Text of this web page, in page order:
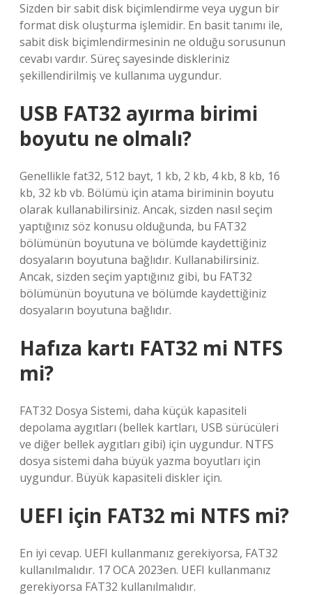
Sizden bir sabit disk biçimlendirme veya uygun bir
format disk oluşturma işlemidir. En basit tanımı ile,
sabit disk biçimlendirmesinin ne olduğu sorusunun
cevabı vardır. Süreç sayesinde diskleriniz
şekillendirilmiş ve kullanıma uygundur.
USB FAT32 ayırma birimi
boyutu ne olmalı?
Genellikle fat32, 512 bayt, 1 kb, 2 kb, 4 kb, 8 kb, 16
kb, 32 kb vb. Bölümü için atama biriminin boyutu
olarak kullanabilirsiniz. Ancak, sizden nasıl seçim
yaptığınız söz konusu olduğunda, bu FAT32
bölümünün boyutuna ve bölümde kaydettiğiniz
dosyaların boyutuna bağlıdır. Kullanabilirsiniz.
Ancak, sizden seçim yaptığınız gibi, bu FAT32
bölümünün boyutuna ve bölümde kaydettiğiniz
dosyaların boyutuna bağlıdır.
Hafıza kartı FAT32 mi NTFS
mi?
FAT32 Dosya Sistemi, daha küçük kapasiteli
depolama aygıtları (bellek kartları, USB sürücüleri
ve diğer bellek aygıtları gibi) için uygundur. NTFS
dosya sistemi daha büyük yazma boyutları için
uygundur. Büyük kapasiteli diskler için.
UEFI için FAT32 mi NTFS mi?
En iyi cevap. UEFI kullanmanız gerekiyorsa, FAT32
kullanılmalıdır. 17 OCA 2023en. UEFI kullanmanız
gerekiyorsa FAT32 kullanılmalıdır.